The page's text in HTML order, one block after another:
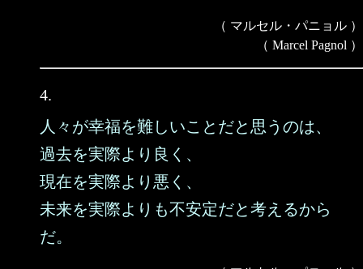
（ マルセル・パニョル ）
（ Marcel Pagnol ）
4.
人々が幸福を難しいことだと思うのは、
過去を実際より良く、
現在を実際より悪く、
未来を実際よりも不安定だと考えるから
だ。